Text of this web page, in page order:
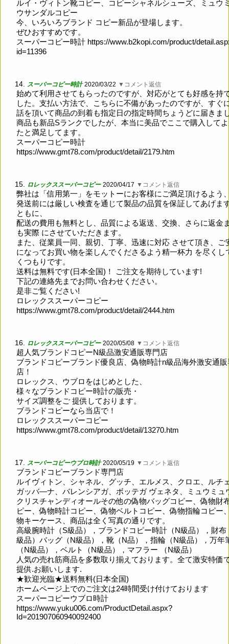
ルイ・ヴィトン靴コピー、コピーシャネルシューズ、ミュウ
ウサンダルコピー
今、いろいろブランド コピー新品が登場します。
ぜひおすすめです。
スーパーコピー時計 https://www.b2kopi.com/product/
id=11396
14. スーパーコピー時計 2020/03/22 ▼コメント返信
始めて利用させてもらったのですが、対応がとても好感を持
した。支払い方法で、こちらに不備があったのですが、すぐ
話を頂いて商品の到着も指定日の指定時間ちょうどに届きま
商品も新品Sランクでしたが、本当に美品でここで購入して
たと満足してます。
スーパーコピー時計
https://www.gmt78.com/product/detail/2179.htm
15. ロレックススーパーコピー 2020/04/17 ▼コメント返信
弊社は「信用第一」をモットーにお客様にご満足頂けるよう
発送前には厳しい検査を通じて製品の品質を保証してあげま
ともに、
配送の費用も無料とし、品質による返送、交換、さらに返金
も実際 にさせていただきます。
また、従業員一同、親切、丁寧、迅速に対応 させて頂き、ご
になってお買い物を楽しんでくださるよう精一杯力 を尽くし
くつもりです。
送料は無料です(日本全国)！ ご注文を期待しています!
下記の連絡先までお問い合わせください。
是非ご覧ください!
ロレックススーパーコピー
https://www.gmt78.com/product/detail/2444.htm
16. ロレックススーパーコピー 2020/05/08 ▼コメント返信
超人気ブランドコピーN級品激安通販専門店
ブランドコピーブランド優良店、偽物時計n級品海外激安通
店！
ロレックス、ウブロをはじめとした、
様々なブランドコピー時計の販売・
サイズ調整をご 提供しております。
ブランドコピーなら当店で！
ロレックススーパーコピー
https://www.gmt78.com/product/detail/13270.htm
17. スーパーコピーウブロ時計 2020/05/19 ▼コメント返信
ブランドコピーブランド専門店
ルイヴィトン、シャネル、グッチ、エルメス、クロエ、ルチ
ガッバ―ナ、バレンシアガ、ボッテガ ヴェネタ、ミュウミュ
クリスチャンディオールその他の偽物バッグコピー、偽物財
ピー、偽物時計コピー、偽物ベルトコピー、偽物指輪コピー
物キーケース、商品は全く写真の通りです。
高級腕時計（S級品），ブランドコピー時計（N級品），財布
級品）バッグ（N級品），靴（N品），指輪（N級品），万年
（N級品），ベルト（N級品），マフラー （N級品）
人気の売れ筋商品を多数取り揃えております。全て激安特価
提供.お願いします.
★歓迎光臨★送料無料(日本全国)
ホームページ上でのご注文は24時間受け付けております
スーパーコピーウブロ時計
https://www.yuku006.com/ProductDetail.aspx?
Id=201907060940092400